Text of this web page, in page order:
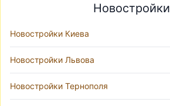
Новостройки
Новостройки Киева
Новостройки Львова
Новостройки Тернополя